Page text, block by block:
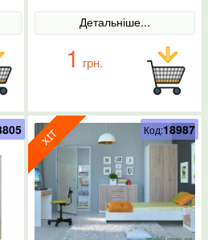
Детальніше...
1 грн.
Код:18987